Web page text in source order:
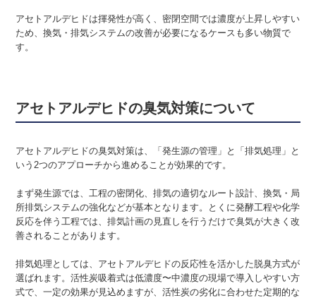
アセトアルデヒドは揮発性が高く、密閉空間では濃度が上昇しやすい
ため、換気・排気システムの改善が必要になるケースも多い物質で
す。
アセトアルデヒドの臭気対策について
アセトアルデヒドの臭気対策は、「発生源の管理」と「排気処理」と
いう2つのアプローチから進めることが効果的です。
まず発生源では、工程の密閉化、排気の適切なルート設計、換気・局
所排気システムの強化などが基本となります。とくに発酵工程や化学
反応を伴う工程では、排気計画の見直しを行うだけで臭気が大きく改
善されることがあります。
排気処理としては、アセトアルデヒドの反応性を活かした脱臭方式が
選ばれます。活性炭吸着式は低濃度〜中濃度の現場で導入しやすい方
式で、一定の効果が見込めますが、活性炭の劣化に合わせた定期的な